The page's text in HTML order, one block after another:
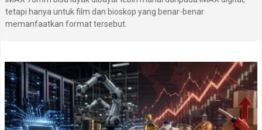
penyimpanan besar, dan fitur esensial membuat
pertama, perangkat cadangan, atau ponsel harian
untuk kebutuhan ringan, kombinasi itu tentu menjadi
sesuatu yang menggiurkan.
tetapi hanya untuk film dan bioskop yang benar-benar
memanfaatkan format tersebut.